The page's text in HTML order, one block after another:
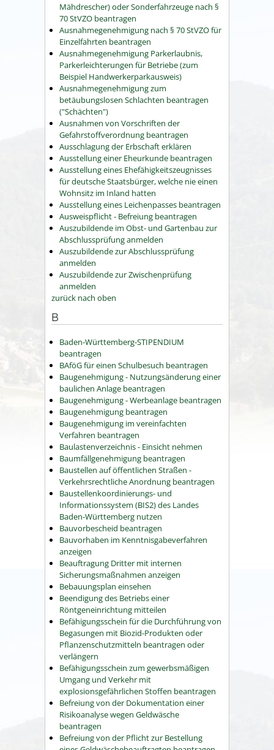
Mähdrescher) oder Sonderfahrzeuge nach §
70 StVZO beantragen
Ausnahmegenehmigung nach § 70 StVZO für
Einzelfahrten beantragen
Ausnahmegenehmigung Parkerlaubnis,
Parkerleichterungen für Betriebe (zum
Beispiel Handwerkerparkausweis)
Ausnahmegenehmigung zum
betäubungslosen Schlachten beantragen
("Schächten")
Ausnahmen von Vorschriften der
Gefahrstoffverordnung beantragen
Ausschlagung der Erbschaft erklären
Ausstellung einer Eheurkunde beantragen
Ausstellung eines Ehefähigkeitszeugnisses
für deutsche Staatsbürger, welche nie einen
Wohnsitz im Inland hatten
Ausstellung eines Leichenpasses beantragen
Ausweispflicht - Befreiung beantragen
Auszubildende im Obst- und Gartenbau zur
Abschlussprüfung anmelden
Auszubildende zur Abschlussprüfung
anmelden
Auszubildende zur Zwischenprüfung
anmelden
zurück nach oben
B
Baden-Württemberg-STIPENDIUM
beantragen
BAföG für einen Schulbesuch beantragen
Baugenehmigung - Nutzungsänderung einer
baulichen Anlage beantragen
Baugenehmigung - Werbeanlage beantragen
Baugenehmigung beantragen
Baugenehmigung im vereinfachten
Verfahren beantragen
Baulastenverzeichnis - Einsicht nehmen
Baumfällgenehmigung beantragen
Baustellen auf öffentlichen Straßen -
Verkehrsrechtliche Anordnung beantragen
Baustellenkoordinierungs- und
Informationssystem (BIS2) des Landes
Baden-Württemberg nutzen
Bauvorbescheid beantragen
Bauvorhaben im Kenntnisgabeverfahren
anzeigen
Beauftragung Dritter mit internen
Sicherungsmaßnahmen anzeigen
Bebauungsplan einsehen
Beendigung des Betriebs einer
Röntgeneinrichtung mitteilen
Befähigungsschein für die Durchführung von
Begasungen mit Biozid-Produkten oder
Pflanzenschutzmitteln beantragen oder
verlängern
Befähigungsschein zum gewerbsmäßigen
Umgang und Verkehr mit
explosionsgefährlichen Stoffen beantragen
Befreiung von der Dokumentation einer
Risikoanalyse wegen Geldwäsche
beantragen
Befreiung von der Pflicht zur Bestellung